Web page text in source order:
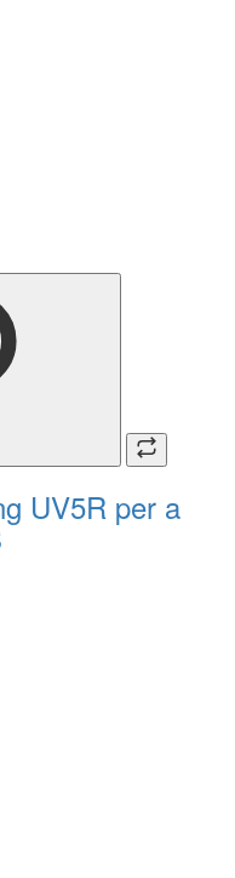
UV5R per a